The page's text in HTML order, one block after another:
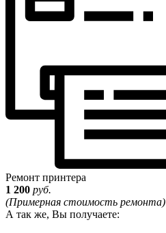
Ремонт принтера
1 200 руб.
(Примерная стоимость ремонта)
А так же, Вы получаете: